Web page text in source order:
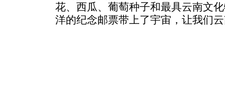
花、西瓜、葡萄种子和最具云南文
洋的纪念邮票带上了宇宙，让我们